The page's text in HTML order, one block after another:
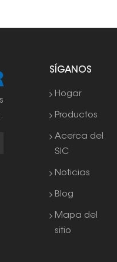
SÍGANOS
Hogar
Productos
Acerca del
SIC
Noticias
Blog
Mapa del
sitio